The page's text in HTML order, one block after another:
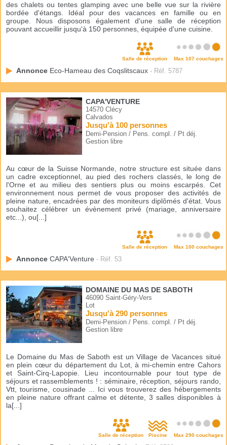
des chalets ou tentes glamping avec une belle vue sur la rivière
bordée d'étangs. Idéal pour des vacances en famille ou en
groupe. Nous disposons également d'une salle de réception
pouvant accueillir jusqu'à 150 personnes, équipée d'une cuisine.
Salle de réception Max 107 couchages
Annonce Eco-Hameau des Coqslitscaux - Réf. 5787
CAPA'VENTURE
14570 Clécy
Calvados
Jusqu'à 100 personnes
Demi-Pension / Pens. compl. / Pt déj.
Gestion libre
Au cœur de la Suisse Normande, notre structure est située dans
un cadre exceptionnel, au pied des rochers classés, le long de
l'Orne et au milieu des sentiers plus ou moins escarpés. Cet
environnement nous permet de vous proposer des activités de
pleine nature, encadrées par des moniteurs diplômés d'état. Vous
souhaitez célébrer un évènement privé (mariage, anniversaire
etc...), ou[...]
Salle de réception Max 100 couchages
Annonce CAPA'Venture - Réf. 53
DOMAINE DU MAS DE SABOTH
46090 Saint-Géry-Vers
Lot
Jusqu'à 290 personnes
Demi-Pension / Pens. compl. / Pt déj.
Gestion libre
Le Domaine du Mas de Saboth est un Village de Vacances situé
en plein cœur du département du Lot, à mi-chemin entre Cahors
et Saint-Cirq-Lapopie. Lieu incontournable pour tout type de
séjours et rassemblements ! : séminaire, réception, séjours rando,
Vtt, tourisme, cousinade ... Ici vous trouverez des hébergements
en pleine nature offrant calme et détente, 3 salles disponibles à
la[...]
Salle de réception Piscine Max 290 couchages